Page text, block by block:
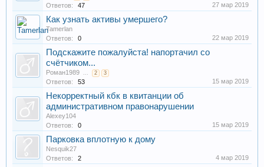
Ответов: 47 27 мар 2019
Как узнать активы умершего?
Tamerlan
Ответов:
0 22 мар 2019
Подскажите пожалуйста! напортачил со
счётчиком...
Роман1989 ... 2 3
Ответов: 53 15 мар 2019
Некорректный кбк в квитанции об
административном правонарушении
Alexey104
Ответов:
0 15 мар 2019
Парковка вплотную к дому
Nesquik27
Ответов:
2 4 мар 2019